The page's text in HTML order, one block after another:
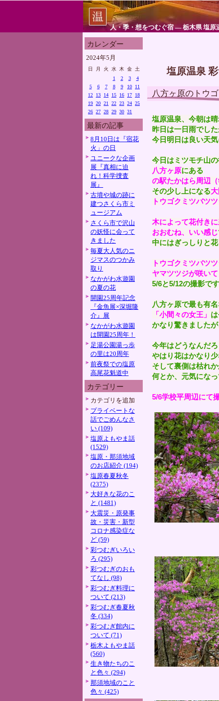
人・季・想をつむぐ宿 ― 栃木県 塩原
カレンダー
2024年5月
日 月 火 水 木 金
土
1
2 3
4
5
6 7 8 9 10
11
12
13 14 15 16 17
18
19 20 21 22 23 24 25
26 27 28 29 30 31
最新の記事
8月10日は『宿花
火」の日
ユニークな企画
展『真相に迫
れ！科学捜査
展』
古墳や城の跡に
建つさくら市ミ
ュージアム
さくら市で沢山
の妖怪に会って
きました
毎夏大人気のニ
ジマスのつかみ
取り
なかがわ水遊園
の夏の花
開園25周年記念
『金魚展×深堀隆
介』展
なかがわ水遊園
は開園25周年！
足湯公園湯っ歩
の里は20周年
前夜祭での塩原
高尾花魁道中
カテゴリー
カテゴリを追加
プライベートな
話でごめんなさ
い (109)
塩原よもやま話
(1529)
塩原・那須地域
のお店紹介 (194)
塩原春夏秋冬
(2375)
大好きな花のこ
と (1481)
大震災・原発事
故・災害・新型
コロナ感染症な
ど (59)
彩つむぎいろい
ろ (295)
彩つむぎのおも
てなし (98)
彩つむぎ料理に
ついて (213)
彩つむぎ春夏秋
冬 (334)
彩つむぎ館内に
ついて (71)
栃木よもやま話
(560)
生き物たちのこ
と色々 (294)
那須地域のこと
色々 (425)
塩原温泉
八方ヶ原のトウ
塩原温泉、今朝は
昨日は一日雨でし
今日明日は良い天
今日はミツモチ山
八方ヶ原にある
の駅たかはら周辺
その少し上になる
トウゴクミツバツ
木によって花付き
おおむね、いい感じ
中にはぎっしりと
トウゴクミツバツ
ヤマツツジが咲い
5/6と5/12の撮影で
八方ヶ原で最も有
「小間々の女王」
かなり驚きました
今年はどうなんだ
やはり花はかなり
そして裏側は枯れ
何とか、元気にな
5/6学校平周辺にて